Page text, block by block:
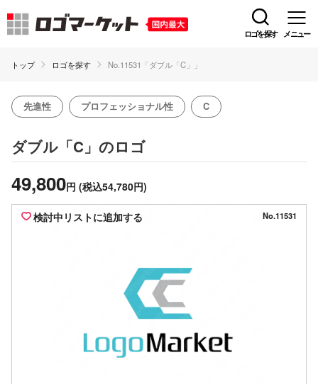
ロゴを探す メニュー
トップ ロゴを探す No.11531「ダブル「C」」
先進性 プロフェッショナル性 C
ダブル「C」 のロゴ
49,800円 (税込54,780円)
検討中リストに追加する No.11531